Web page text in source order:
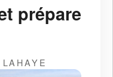
prépare